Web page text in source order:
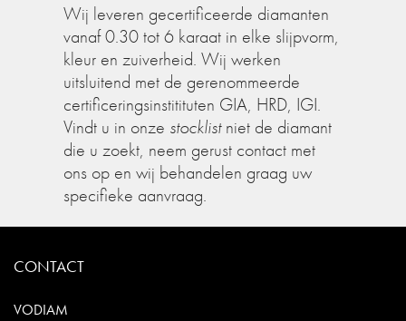
Wij leveren gecertificeerde diamanten
vanaf 0.30 tot 6 karaat in elke slijpvorm,
kleur en zuiverheid. Wij werken
uitsluitend met de gerenommeerde
certificeringsinstitituten GIA, HRD, IGI.
Vindt u in onze stocklistniet de diamant
die u zoekt, neem gerust contact met
ons op en wij behandelen graag uw
specifieke aanvraag.
CONTACT
VODIAM